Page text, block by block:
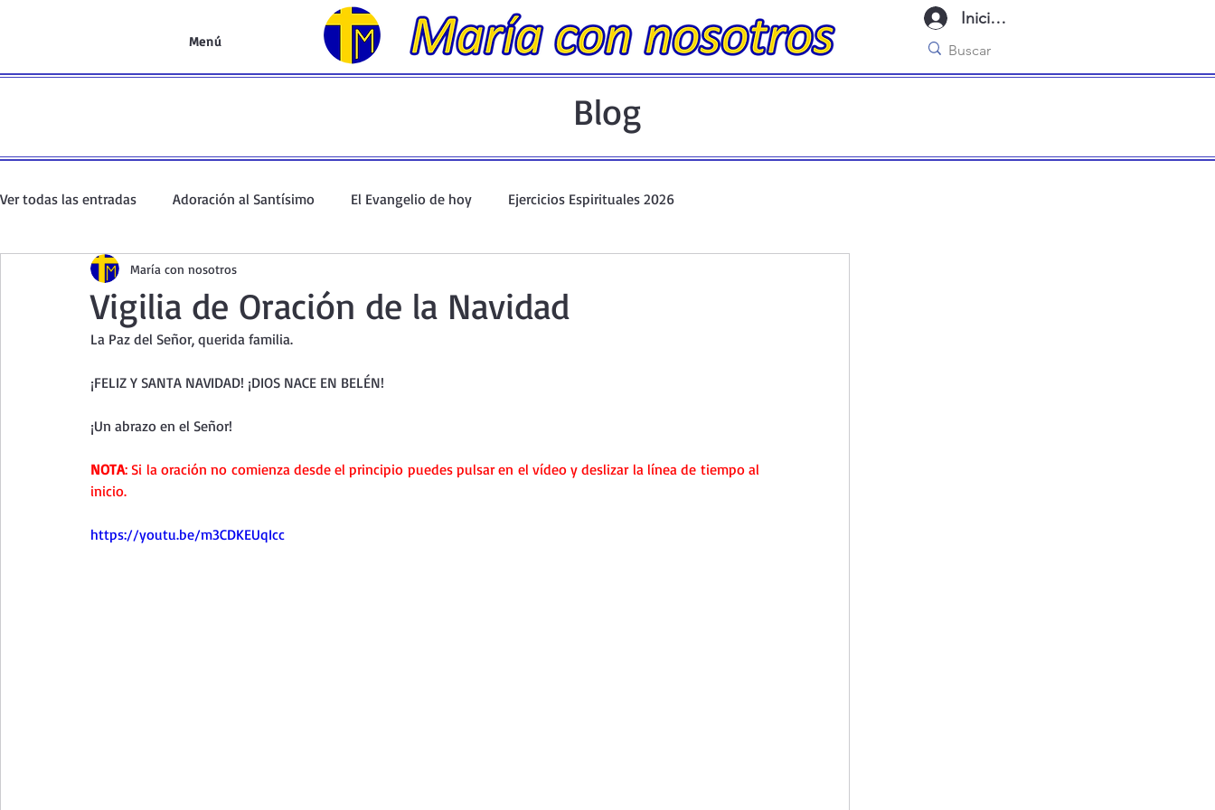
Menú
Iniciar sesión
Blog
Ver todas las entradas Adoración al Santísimo El Evangelio de hoy Ejercicios Espirituales 2026
Oración de la mañana El Evangelio en un minuto
Curso de oración Curso del Catecismo
Curso de vida espiritual
Textos selectos de espiritualidad
Vigilia de Oración de la Navidad
María con nosotros
La Paz del Señor, querida familia.
¡FELIZ Y SANTA NAVIDAD! ¡DIOS NACE EN BELÉN!
¡Un abrazo en el Señor!
NOTA: Si la oración no comienza desde el principio puedes pulsar en el vídeo y deslizar la línea de tiempo al
inicio.
https://youtu.be/m3CDKEUqIcc